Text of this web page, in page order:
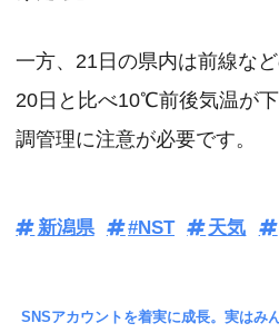
一方、21日の県内は前線な
20日と比べ10℃前後気温が
調管理に注意が必要です。
新潟県 #NST 天気
SNSアカウントを着実に成長。実はみ